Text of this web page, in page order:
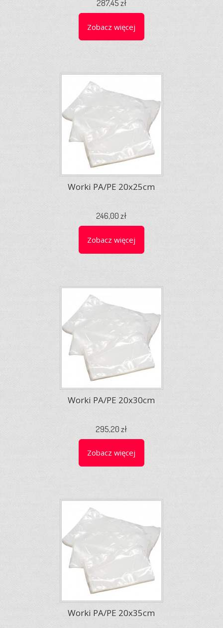
287,45 zł
Zobacz więcej
Worki PA/PE 20x25cm
246,00 zł
Zobacz więcej
Worki PA/PE 20x30cm
295,20 zł
Zobacz więcej
Worki PA/PE 20x35cm